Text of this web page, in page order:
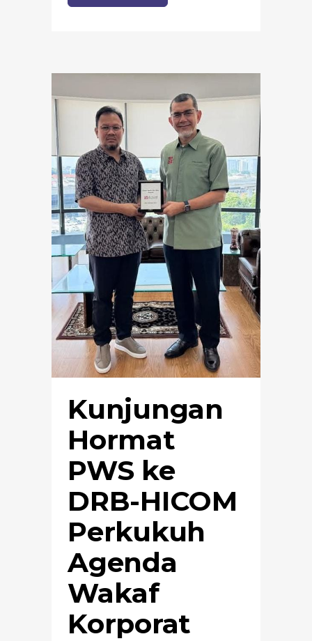
Kunjungan
Hormat
PWS ke
DRB-HICOM
Perkukuh
Agenda
Wakaf
Korporat